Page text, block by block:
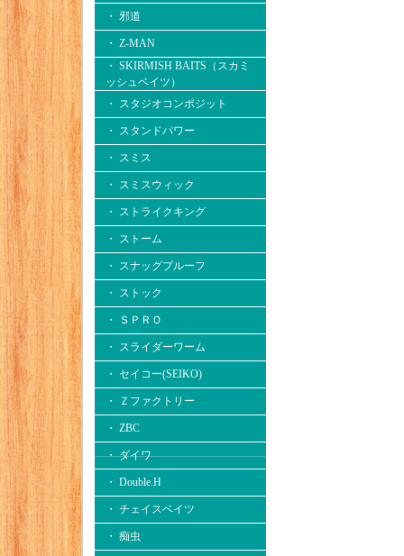
・ 邪道
・ Z-MAN
・ SKIRMISH BAITS（スカミ
ッシュベイツ）
・ スタジオコンポジット
・ スタンドパワー
・ スミス
・ スミスウィック
・ ストライクキング
・ ストーム
・ スナッグプルーフ
・ ストック
・ ＳＰＲＯ
・ スライダーワーム
・ セイコー(SEIKO)
・ Ｚファクトリー
・ ZBC
・ ダイワ
・ Double.H
・ チェイスベイツ
・ 痴虫